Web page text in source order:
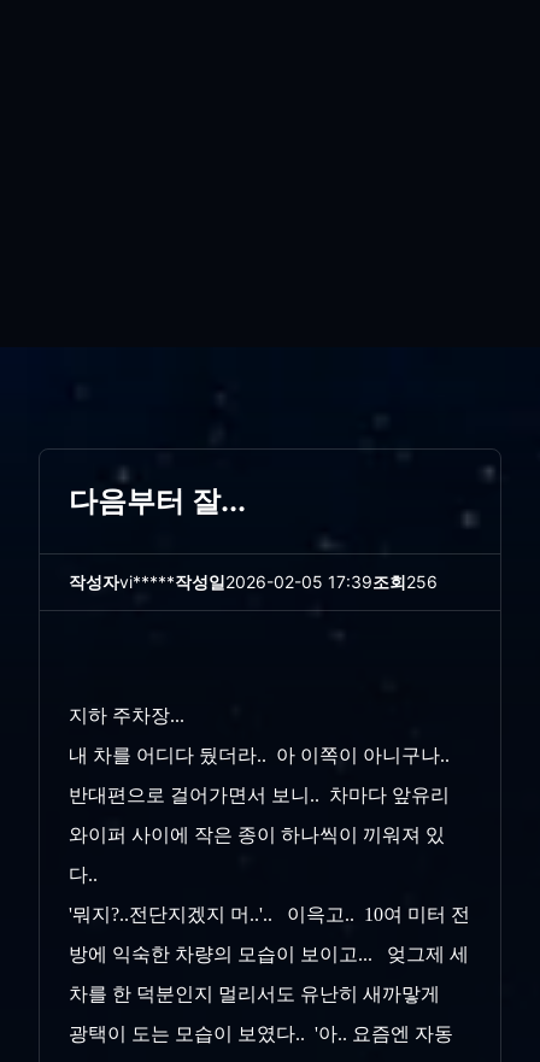
다음부터 잘...
작성자vi*****작성일2026-02-05 17:39조회256
지하 주차장...
내 차를 어디다 뒀더라.. 아 이쪽이 아니구나..
반대편으로 걸어가면서 보니.. 차마다 앞유리
와이퍼 사이에 작은 종이 하나씩이 끼워져 있
다..
'뭐지?..전단지겠지 머..'.. 이윽고.. 10여 미터 전
방에 익숙한 차량의 모습이 보이고... 엊그제 세
차를 한 덕분인지 멀리서도 유난히 새까맣게
광택이 도는 모습이 보였다.. '아.. 요즘엔 자동